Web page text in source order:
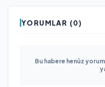
YORUMLAR (0)
Bu habere henüz yorum